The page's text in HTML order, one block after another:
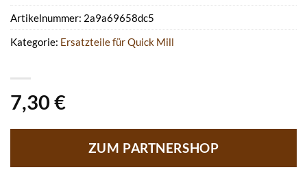
7,30 €
ZUM PARTNERSHOP
Artikelnummer: 2a9a69658dc5
Kategorie: Ersatzteile für Quick Mill